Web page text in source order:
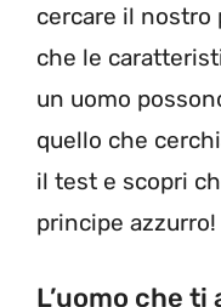
cercare il nostro
che le
un uomo
quello che
il test e scopri
principe azzurro!
L’uomo che